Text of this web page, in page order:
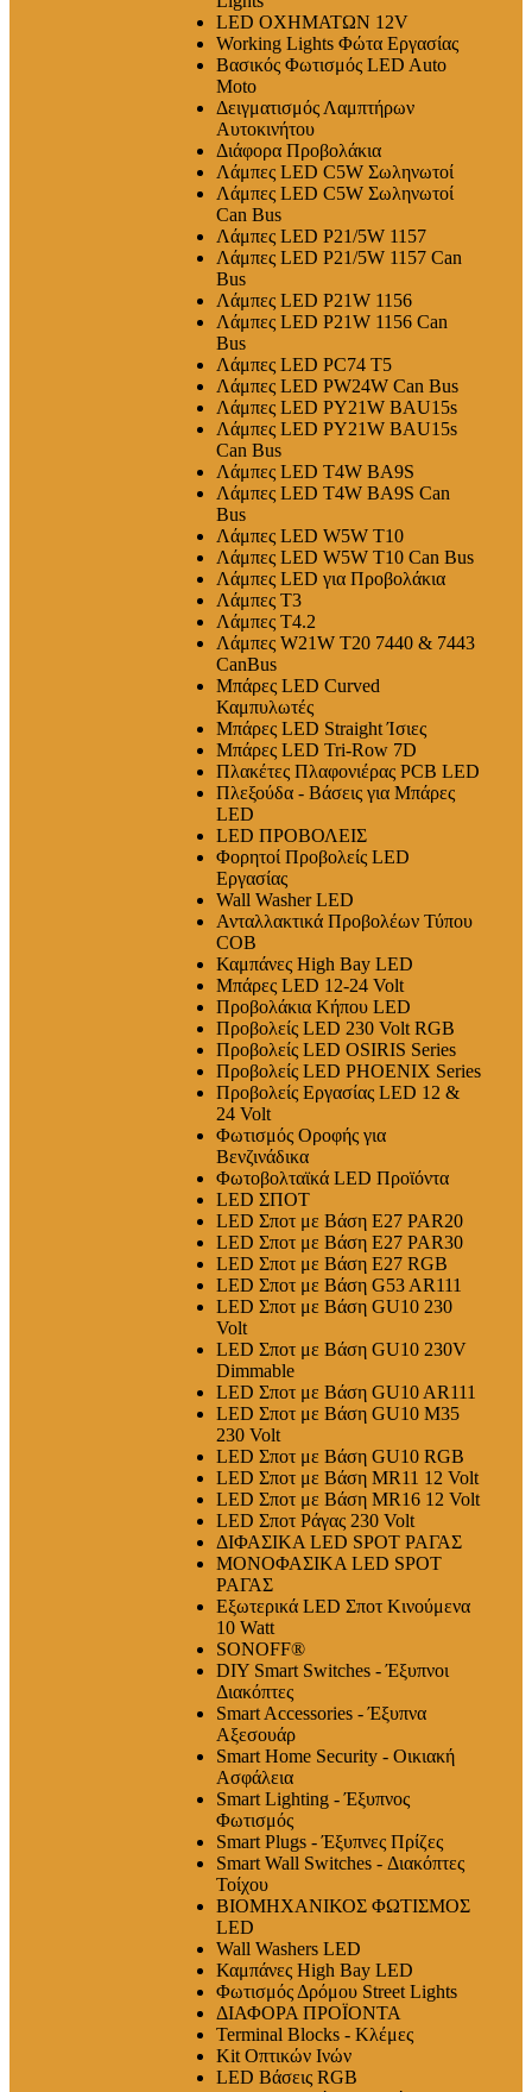
LED ΟΧΗΜΑΤΩΝ 12V
Working Lights Φώτα Εργασίας
Βασικός Φωτισμός LED Auto
Moto
Δειγματισμός Λαμπτήρων
Αυτοκινήτου
Διάφορα Προβολάκια
Λάμπες LED C5W Σωληνωτοί
Λάμπες LED C5W Σωληνωτοί
Can Bus
Λάμπες LED P21/5W 1157
Λάμπες LED P21/5W 1157 Can
Bus
Λάμπες LED P21W 1156
Λάμπες LED P21W 1156 Can
Bus
Λάμπες LED PC74 T5
Λάμπες LED PW24W Can Bus
Λάμπες LED PY21W BAU15s
Λάμπες LED PY21W BAU15s
Can Bus
Λάμπες LED T4W BA9S
Λάμπες LED T4W BA9S Can
Bus
Λάμπες LED W5W T10
Λάμπες LED W5W T10 Can Bus
Λάμπες LED για Προβολάκια
Λάμπες T3
Λάμπες T4.2
Λάμπες W21W T20 7440 & 7443
CanBus
Μπάρες LED Curved
Καμπυλωτές
Μπάρες LED Straight Ίσιες
Μπάρες LED Tri-Row 7D
Πλακέτες Πλαφονιέρας PCB LED
Πλεξούδα - Βάσεις για Μπάρες
LED
LED ΠΡΟΒΟΛΕΙΣ
Φορητοί Προβολείς LED
Εργασίας
Wall Washer LED
Ανταλλακτικά Προβολέων Τύπου
COB
Καμπάνες High Bay LED
Μπάρες LED 12-24 Volt
Προβολάκια Κήπου LED
Προβολείς LED 230 Volt RGB
Προβολείς LED OSIRIS Series
Προβολείς LED PHOENIX Series
Προβολείς Εργασίας LED 12 &
24 Volt
Φωτισμός Οροφής για
Βενζινάδικα
Φωτοβολταϊκά LED Προϊόντα
LED ΣΠΟΤ
LED Σποτ με Βάση E27 PAR20
LED Σποτ με Βάση E27 PAR30
LED Σποτ με Βάση E27 RGB
LED Σποτ με Βάση G53 AR111
LED Σποτ με Βάση GU10 230
Volt
LED Σποτ με Βάση GU10 230V
Dimmable
LED Σποτ με Βάση GU10 AR111
LED Σποτ με Βάση GU10 M35
230 Volt
LED Σποτ με Βάση GU10 RGB
LED Σποτ με Βάση MR11 12 Volt
LED Σποτ με Βάση MR16 12 Volt
LED Σποτ Ράγας 230 Volt
ΔΙΦΑΣΙΚΑ LED SPOT ΡΑΓΑΣ
ΜΟΝΟΦΑΣΙΚΑ LED SPOT
ΡΑΓΑΣ
Εξωτερικά LED Σποτ Κινούμενα
10 Watt
SONOFF®
DIY Smart Switches - Έξυπνοι
Διακόπτες
Smart Accessories - Έξυπνα
Αξεσουάρ
Smart Home Security - Οικιακή
Ασφάλεια
Smart Lighting - Έξυπνος
Φωτισμός
Smart Plugs - Έξυπνες Πρίζες
Smart Wall Switches - Διακόπτες
Τοίχου
ΒΙΟΜΗΧΑΝΙΚΟΣ ΦΩΤΙΣΜΟΣ
LED
Wall Washers LED
Καμπάνες High Bay LED
Φωτισμός Δρόμου Street Lights
ΔΙΑΦΟΡΑ ΠΡΟΪΟΝΤΑ
Terminal Blocks - Κλέμες
Kit Οπτικών Ινών
LED Βάσεις RGB